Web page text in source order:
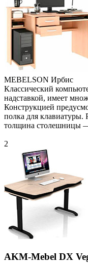
MEBELSON Ирбис
Классический
надставкой, имеет
Конструкцией
полка для клавиатуры.
толщина столешницы
2
AKM-Mebel DX